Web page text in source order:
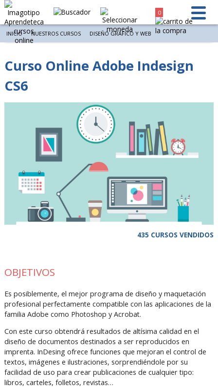
0
INICIO NUESTROS CURSOS DISEÑO GRÁFICO Y WEB
Curso Online Adobe Indesign
CS6
435 CURSOS VENDIDOS
OBJETIVOS
Es posiblemente, el mejor programa de diseño y maquetación
profesional perfectamente compatible con las aplicaciones de la
familia Adobe como Photoshop y Acrobat.
Con este curso obtendrá resultados de altísima calidad en el
diseño de documentos destinados a ser reproducidos en
imprenta. InDesing ofrece funciones que mejoran el control de
textos, imágenes e ilustraciones, sorprendiéndole por su
facilidad de uso para crear publicaciones de cualquier tipo:
libros, carteles, folletos, revistas…